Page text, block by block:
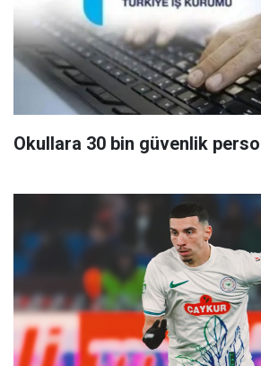
Okullara 30 bin güvenlik